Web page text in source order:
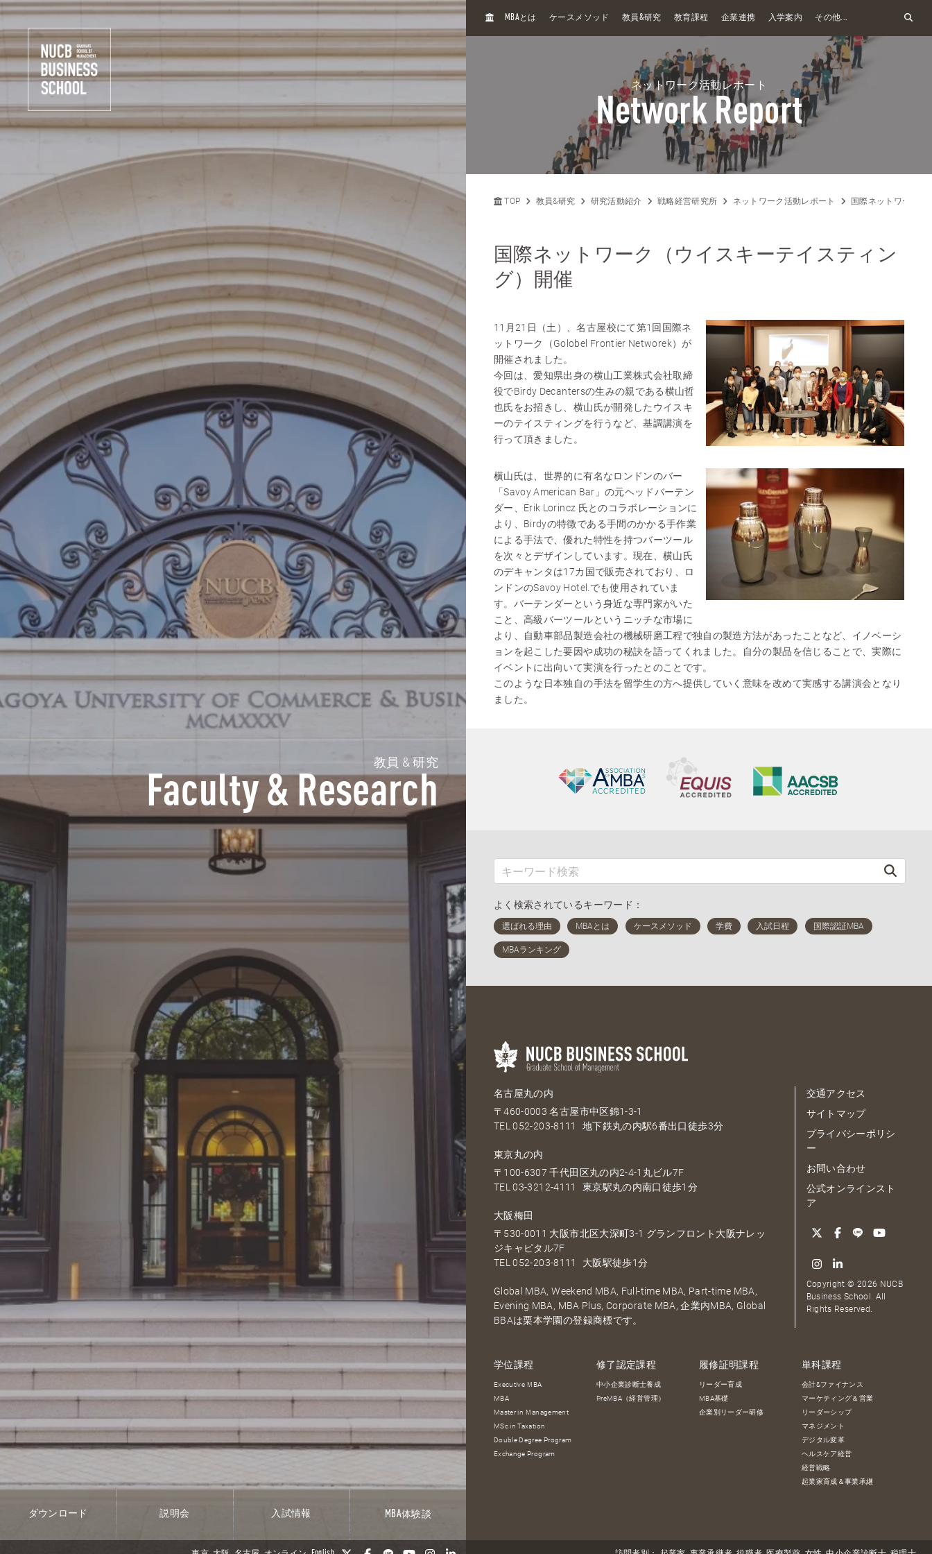
教員 & 研究
Faculty & Research
ダウンロード 説明会 入試情報 MBA体験談
H
MBAとは ケースメソッド 教員&研究 教育課程 企業連携 入学案内 その他...
ネットワーク活動レポート
Network Report
TOP 教員&研究 研究活動紹介 戦略経営研究所 ネットワーク活動レポート 国際ネットワーク
国際ネットワーク（ウイスキーテイスティン
グ）開催
11月21日（土）、名古屋校にて第1回国際ネ
ットワーク（Golobel Frontier Networek）が
開催されました。
今回は、愛知県出身の横山工業株式会社取締
役でBirdy Decantersの生みの親である横山哲
也氏をお招きし、横山氏が開発したウイスキ
ーのテイスティングを行うなど、基調講演を
行って頂きました。
横山氏は、世界的に有名なロンドンのバー
「Savoy American Bar」の元ヘッドバーテン
ダー、Erik Lorincz 氏とのコラボレーションに
より、Birdyの特徴である手間のかかる手作業
による手法で、優れた特性を持つバーツール
を次々とデザインしています。現在、横山氏
のデキャンタは17カ国で販売されており、ロ
ンドンのSavoy Hotel.でも使用されていま
す。バーテンダーという身近な専門家がいた
こと、高級バーツールというニッチな市場に
より、自動車部品製造会社の機械研磨工程で独自の製造方法があったことなど、イノベーシ
ョンを起こした要因や成功の秘訣を語ってくれました。自分の製品を信じることで、実際に
イベントに出向いて実演を行ったとのことです。
このような日本独自の手法を留学生の方へ提供していく意味を改めて実感する講演会となり
ました。
よく検索されているキーワード：
名古屋丸の内
〒460-0003 名古屋市中区錦1-3-1
TEL052-203-8111 地下鉄丸の内駅6番出口徒歩3分
東京丸の内
〒100-6307 千代田区丸の内2-4-1丸ビル7F
TEL03-3212-4111 東京駅丸の内南口徒歩1分
大阪梅田
〒530-0011 大阪市北区大深町3-1 グランフロント大阪ナレッ
ジキャピタル7F
TEL052-203-8111 大阪駅徒歩1分
Global MBA, Weekend MBA, Full-time MBA, Part-time MBA,
Evening MBA, MBA Plus, Corporate MBA, 企業内MBA, Global
BBAは栗本学園の登録商標です。
交通アクセス
サイトマップ
プライバシーポリシ
ー
お問い合わせ
公式オンラインスト
ア
Copyright © 2026 NUCB
Business School. All
Rights Reserved.
学位課程
Executive MBA
MBA
Master in Management
MSc in Taxation
Double Degree Program
Exchange Program
修了認定課程
中小企業診断士養成
PreMBA（経営管理）
履修証明課程
リーダー育成
MBA基礎
企業別リーダー研修
単科課程
会計&ファイナンス
マーケティング＆営業
リーダーシップ
マネジメント
デジタル変革
ヘルスケア経営
経営戦略
起業家育成＆事業承継